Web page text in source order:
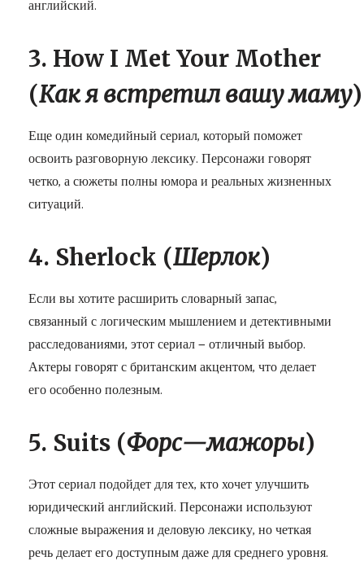
английский.
3. How I Met Your Mother
(Какя встретил вашумаму)
Еще один комедийный сериал, который поможет
освоить разговорную лексику. Персонажи говорят
четко, а сюжеты полны юмора и реальных жизненных
ситуаций.
4. Sherlock (Шерлок)
Если вы хотите расширить словарный запас,
связанный с логическим мышлением и детективными
расследованиями, этот сериал — отличный выбор.
Актеры говорят с британским акцентом, что делает
его особенно полезным.
5. Suits (Форс—мажоры)
Этот сериал подойдет для тех, кто хочет улучшить
юридический английский. Персонажи используют
сложные выражения и деловую лексику, но четкая
речь делает его доступным даже для среднего уровня.